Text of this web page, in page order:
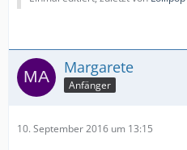
Margarete
Anfänger
10. September 2016 um 13:15